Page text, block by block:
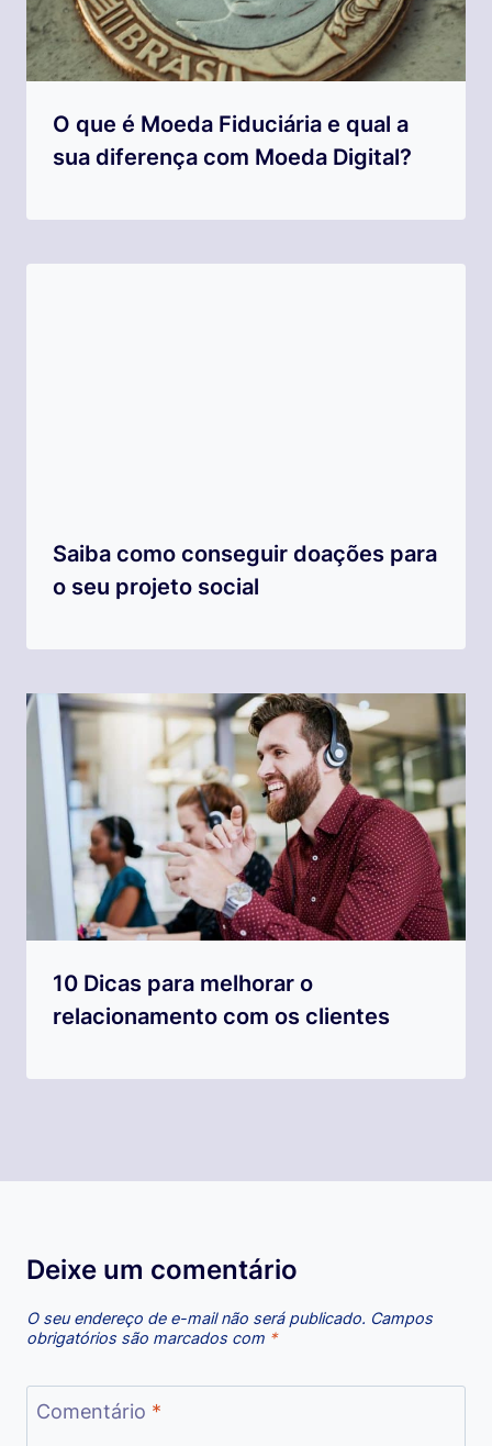
O que é Moeda Fiduciária e qual a
sua diferença com Moeda Digital?
Saiba como conseguir doações para
o seu projeto social
10 Dicas para melhorar o
relacionamento com os clientes
Deixe um comentário
O seu endereço de e-mail não será publicado. Campos
obrigatórios são marcados com *
Comentário *